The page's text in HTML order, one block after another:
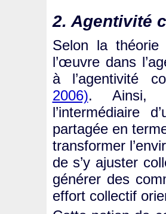
2.
Selon la théorie
l’œuvre dans
à l’agentivité
2006). Ainsi,
l’intermédiaire
partagée en
transformer
de s’y ajuster
générer des
effort collectif